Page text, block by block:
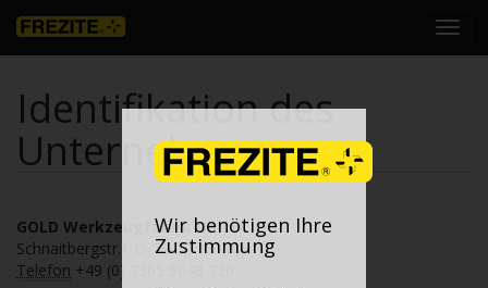
Identifikation des
Unternehmens
GOLD Werkzeugfabrik GmbH
Schnaitbergstr.1 D-73457 Essingen
Telefon +49 (0) 7365 9648 720
Wir benötigen Ihre
Zustimmung